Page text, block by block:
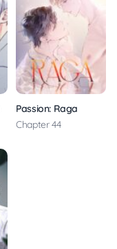
Passion: Raga
Chapter 44